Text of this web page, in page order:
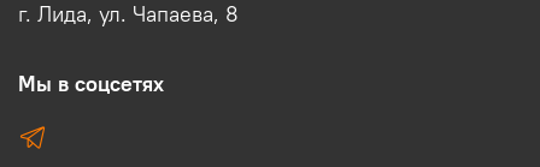
г. Лида, ул. Чапаева, 8
Мы в соцсетях